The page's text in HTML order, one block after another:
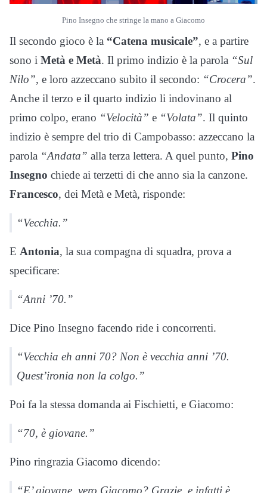
Pino Insegno che stringe la mano a Giacomo
Il secondo gioco è la “Catena musicale”, e a partire
sono i Metà e Metà. Il primo indizio è la parola “Sul
Nilo”, e loro azzeccano subito il secondo: “Crocera”.
Anche il terzo e il quarto indizio li indovinano al
primo colpo, erano “Velocità” e “Volata”. Il quinto
indizio è sempre del trio di Campobasso: azzeccano la
parola “Andata” alla terza lettera. A quel punto, Pino
Insegno chiede ai terzetti di che anno sia la canzone.
Francesco, dei Metà e Metà, risponde:
“Vecchia.”
E Antonia, la sua compagna di squadra, prova a
specificare:
“Anni ’70.”
Dice Pino Insegno facendo ride i concorrenti.
“Vecchia eh anni 70? Non è vecchia anni ’70.
Quest’ironia non la colgo.”
Poi fa la stessa domanda ai Fischietti, e Giacomo:
“70, è giovane.”
Pino ringrazia Giacomo dicendo:
“E’ giovane, vero Giacomo? Grazie, e infatti è